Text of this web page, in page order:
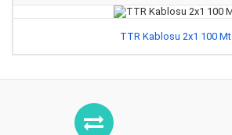
TTR Kablosu 2x1 100 Mt